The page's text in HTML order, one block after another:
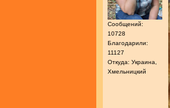
Сообщений:
10728
Благодарили:
11127
Откуда: Украина,
Хмельницкий